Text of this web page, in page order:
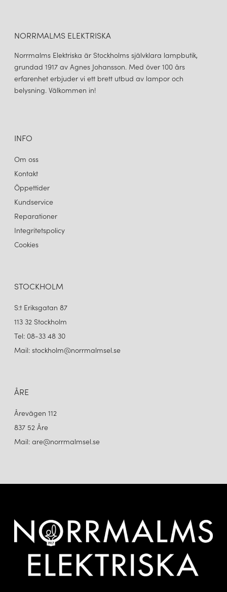
NORRMALMS ELEKTRISKA
Norrmalms Elektriska är Stockholms självklara lampbutik,
grundad 1917 av Agnes Johansson. Med över 100 års
erfarenhet erbjuder vi ett brett utbud av lampor och
belysning. Välkommen in!
INFO
Om oss
Kontakt
Öppettider
Kundservice
Reparationer
Integritetspolicy
Cookies
STOCKHOLM
S:t Eriksgatan 87
113 32 Stockholm
Tel: 08-33 48 30
Mail: stockholm@norrmalmsel.se
ÅRE
Årevägen 112
837 52 Åre
Mail: are@norrmalmsel.se